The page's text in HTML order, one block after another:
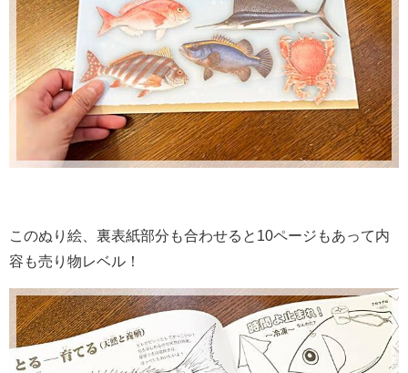
このぬり絵、裏表紙部分も合わせると10ページもあって内
容も売り物レベル！